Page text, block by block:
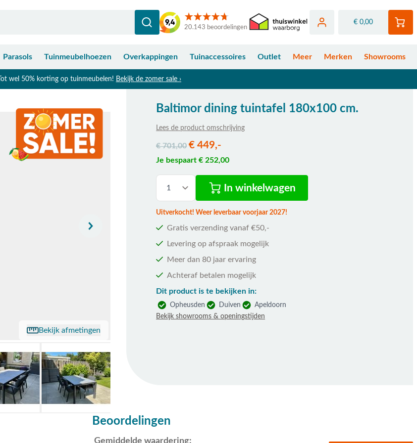
20.143 beoordelingen
€ 0,00
Parasols Tuinmeubelhoezen Overkappingen Tuinaccessoires Outlet Meer Merken Showrooms
Tot wel 50% korting op tuinmeubelen! Bekijk de zomer sale ›
Bekijk afmetingen
Baltimor dining tuintafel 180x100 cm.
Lees de product omschrijving
€ 701,00 € 449,-
Je bespaart € 252,00
In winkelwagen
Uitverkocht! Weer leverbaar voorjaar 2027!
Gratis verzending vanaf €50,-
Levering op afspraak mogelijk
Meer dan 80 jaar ervaring
Achteraf betalen mogelijk
Dit product is te bekijken in:
Opheusden Duiven
Apeldoorn
Bekijk showrooms & openingstijden
Beoordelingen